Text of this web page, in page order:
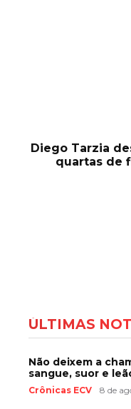
Diego Tarzia
quartas de
ÚLTIMAS
Não deixem a
sangue, suor e
Crônicas ECV 8 de